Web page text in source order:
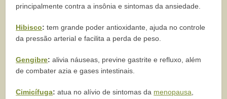
principalmente contra a insônia e sintomas da ansiedade.
Hibisco: tem grande poder antioxidante, ajuda no controle
da pressão arterial e facilita a perda de peso.
Gengibre: alivia náuseas, previne gastrite e refluxo, além
de combater azia e gases intestinais.
Cimicífuga: atua no alívio de sintomas da menopausa